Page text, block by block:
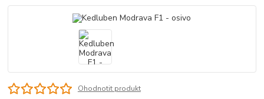
Ohodnotit produkt